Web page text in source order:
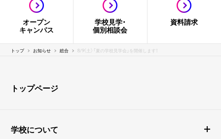
オープン
キャンパス
学校見学・
個別相談会
資料請求
トップ お知らせ 総合 8/9（土）「夏の学校見学会」を開催します！
トップページ
学校について